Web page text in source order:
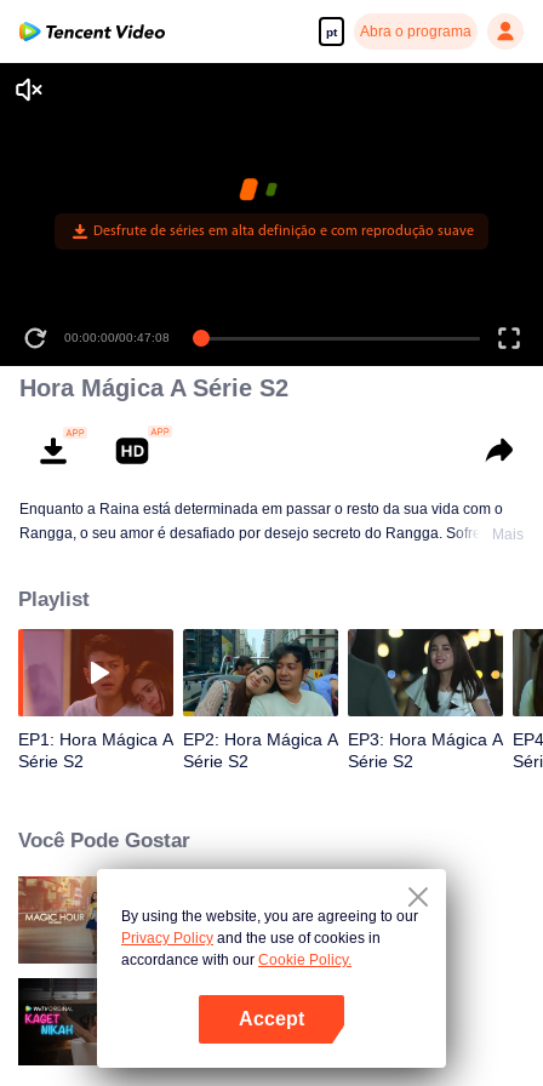
pt Abra o programa
Abra o programa
Desfrute de séries em alta definição e com reprodução suave
00:00:00/00:47:08
Hora Mágica A Série S2
Enquanto a Raina está determinada em passar o resto da sua vida com o
Rangga, o seu amor é desafiado por desejo secreto do Rangga. SofrendoMais
Playlist
EP1: Hora Mágica A
Série S2
EP2: Hora Mágica A
Série S2
EP3: Hora Mágica A
Série S2
Você Pode Gostar
Hora Mágica A Série
Married by Accident
By using the website, you are agreeing to our
Privacy Policy and the use of cookies in
accordance with our Cookie Policy.
Accept